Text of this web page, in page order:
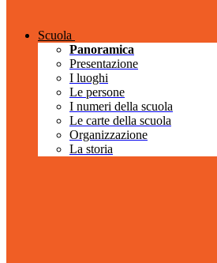
Scuola
Panoramica
Presentazione
I luoghi
Le persone
I numeri della scuola
Le carte della scuola
Organizzazione
La storia